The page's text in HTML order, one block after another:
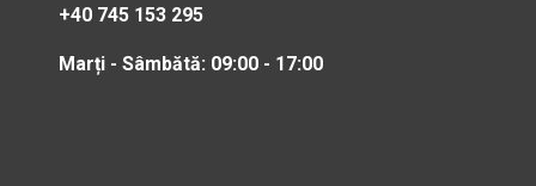
+40 745 153 295
Marți - Sâmbătă: 09:00 - 17:00